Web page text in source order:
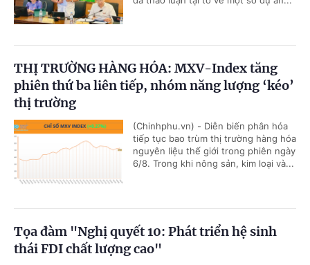
THỊ TRƯỜNG HÀNG HÓA: MXV-Index tăng
phiên thứ ba liên tiếp, nhóm năng lượng ‘kéo’
thị trường
(Chinhphu.vn) - Diễn biến phân hóa
tiếp tục bao trùm thị trường hàng hóa
nguyên liệu thế giới trong phiên ngày
6/8. Trong khi nông sản, kim loại và...
Tọa đàm "Nghị quyết 10: Phát triển hệ sinh
thái FDI chất lượng cao"